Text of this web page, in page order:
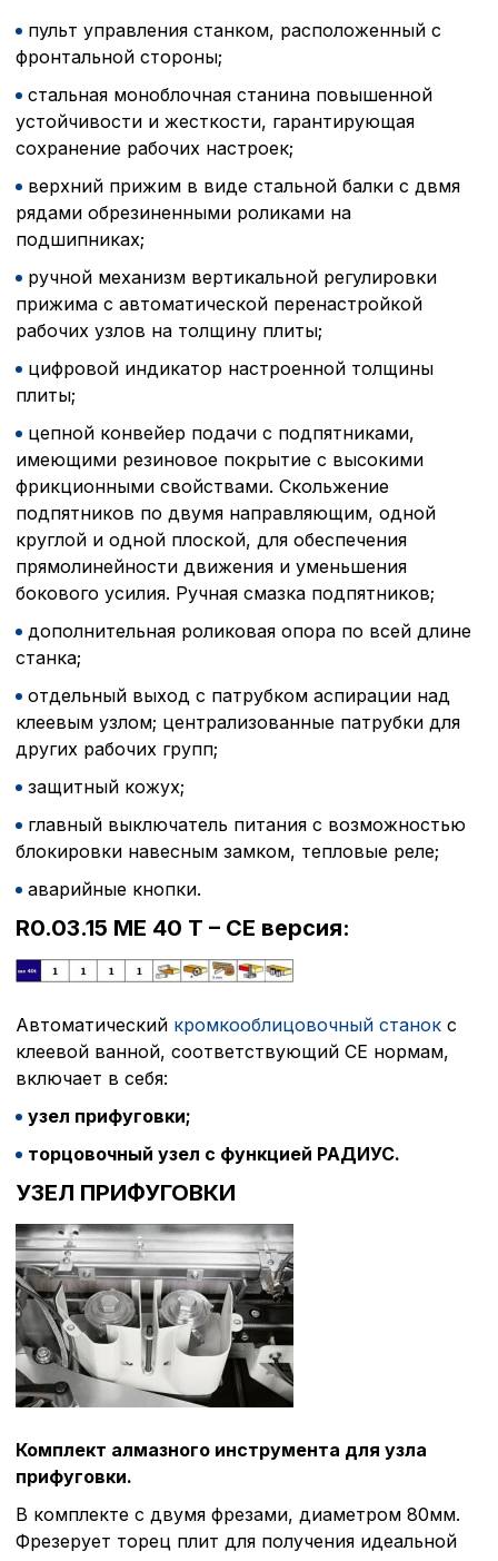
пульт управления станком, расположенный с
фронтальной стороны;
стальная моноблочная станина повышенной
устойчивости и жесткости, гарантирующая
сохранение рабочих настроек;
верхний прижим в виде стальной балки с двмя
рядами обрезиненными роликами на
подшипниках;
ручной механизм вертикальной регулировки
прижима с автоматической перенастройкой
рабочих узлов на толщину плиты;
цифровой индикатор настроенной толщины
плиты;
цепной конвейер подачи с подпятниками,
имеющими резиновое покрытие с высокими
фрикционными свойствами. Скольжение
подпятников по двумя направляющим, одной
круглой и одной плоской, для обеспечения
прямолинейности движения и уменьшения
бокового усилия. Ручная смазка подпятников;
дополнительная роликовая опора по всей длине
станка;
отдельный выход с патрубком аспирации над
клеевым узлом; централизованные патрубки для
других рабочих групп;
защитный кожух;
главный выключатель питания с возможностью
блокировки навесным замком, тепловые реле;
аварийные кнопки.
R0.03.15 ME 40 T – CE версия:
Автоматический кромкооблицовочный станок с
клеевой ванной, соответствующий СЕ нормам,
включает в себя:
узел прифуговки;
торцовочный узел с функцией РАДИУС.
УЗЕЛ ПРИФУГОВКИ
Комплект алмазного инструмента для узла
прифуговки.
В комплекте с двумя фрезами, диаметром 80мм.
Фрезерует торец плит для получения идеальной